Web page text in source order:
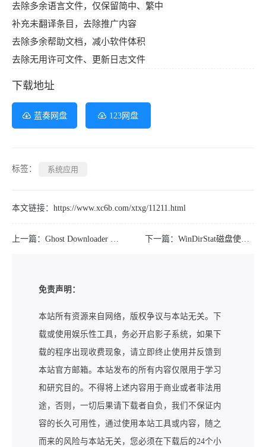
去除多余语言文件，仅保留简中、繁中
补充未翻译条目，去除推广内容
去除多余帮助文档，减小软件体积
去除无用许可文件、更新日志文件
下载地址
蓝奏网盘 123网盘
标签： 系统应用
本文链接： https://www.xc6b.com/xtxg/11211.html
上一篇： Ghost Downloader v3.9.0绿色版 下一篇：WinDirStat磁盘使用统计和清理工具v2.6.1绿色版
免责声明：
本站所有资源来自网络，版权争议与本站无关。下
载或使用娱乐性工具，务必开启影子系统，如果下
载的程序出现收费现象，请立即终止使用并反馈到
本站官方邮箱。本站发布的所有内容仅限用于学习
和研究目的。不得将上述内容用于商业或者非法用
途，否则，一切后果请下载者自负，我们不保证内
容的长久可用性，通过使用本站工具或内容，随之
而来的风险与本站无关，您必须在下载后的24个小